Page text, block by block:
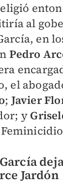
al
en
Pedro
el
; Javier
y
Jardón